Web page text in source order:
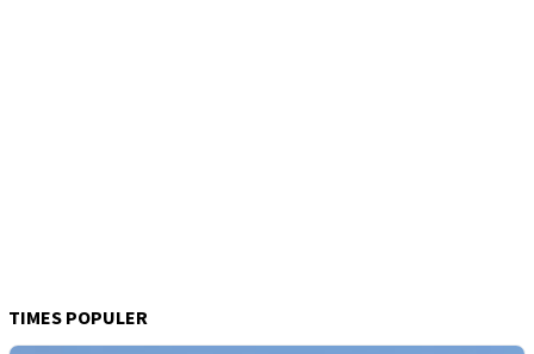
TIMES POPULER